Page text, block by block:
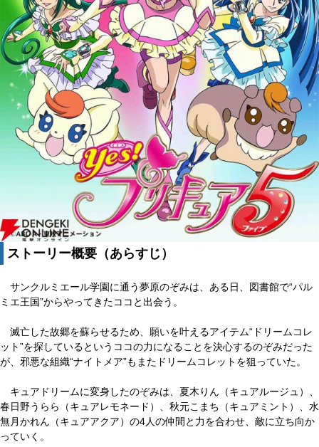
ストーリー概要（あらすじ）
サンクルミエール学園に通う夢原のぞみは、ある日、図書館で“パル
ミエ王国”からやってきたココと出会う。
滅亡した故郷を蘇らせるため、願いを叶えるアイテム“ドリームコレ
ット”を探しているというココの力になることを決心するのぞみだった
が、邪悪な組織“ナイトメア”もまたドリームコレットを狙っていた。
キュアドリームに変身したのぞみは、夏木りん（キュアルージュ）、
春日野うらら（キュアレモネード）、秋元こまち（キュアミント）、水
無月かれん（キュアアクア）の4人の仲間と力を合わせ、敵に立ち向か
っていく。